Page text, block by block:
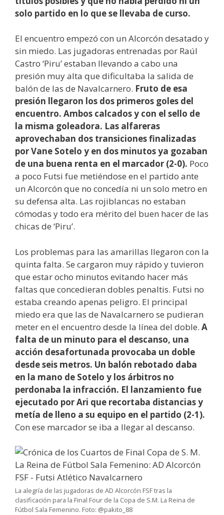
solo partido en lo que se llevaba de curso.
El encuentro empezó con un Alcorcón desatado y
sin miedo. Las jugadoras entrenadas por Raúl
Castro ‘Piru’ estaban llevando a cabo una
presión muy alta que dificultaba la salida de
balón de las de Navalcarnero. Fruto de esa
presión llegaron los dos primeros goles del
encuentro. Ambos calcados y con el sello de
la misma goleadora. Las alfareras
aprovechaban dos transiciones finalizadas
por Vane Sotelo y en dos minutos ya gozaban
de una buena renta en el marcador (2-0). Poco
a poco Futsi fue metiéndose en el partido ante
un Alcorcón que no concedía ni un solo metro en
su defensa alta. Las rojiblancas no estaban
cómodas y todo era mérito del buen hacer de las
chicas de ‘Piru’.
Los problemas para las amarillas llegaron con la
quinta falta. Se cargaron muy rápido y tuvieron
que estar ocho minutos evitando hacer más
faltas que concedieran dobles penaltis. Futsi no
estaba creando apenas peligro. El principal
miedo era que las de Navalcarnero se pudieran
meter en el encuentro desde la línea del doble. A
falta de un minuto para el descanso, una
acción desafortunada provocaba un doble
desde seis metros. Un balón rebotado daba
en la mano de Sotelo y los árbitros no
perdonaba la infracción. El lanzamiento fue
ejecutado por Ari que recortaba distancias y
metía de lleno a su equipo en el partido (2-1).
Con ese marcador se iba a llegar al descanso.
La alegría de las jugadoras de AD Alcorcón FSF tras la
clasificación para la Final Four de la Copa de S.M. La Reina de
Fútbol Sala Femenino. Foto: @pakito_88